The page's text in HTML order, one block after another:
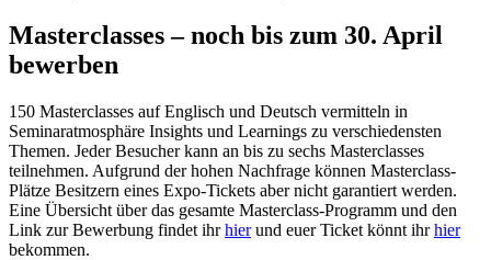
Masterclasses – noch bis zum 30. April
bewerben
150 Masterclasses auf Englisch und Deutsch vermitteln in
Seminaratmosphäre Insights und Learnings zu verschiedensten
Themen. Jeder Besucher kann an bis zu sechs Masterclasses
teilnehmen. Aufgrund der hohen Nachfrage können Masterclass-
Plätze Besitzern eines Expo-Tickets aber nicht garantiert werden.
Eine Übersicht über das gesamte Masterclass-Programm und den
Link zur Bewerbung findet ihrhierund euer Ticket könnt ihrhier
bekommen.